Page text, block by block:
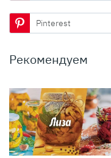
Pinterest
Рекомендуем